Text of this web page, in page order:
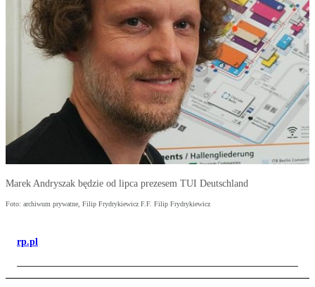
Marek Andryszak będzie od lipca prezesem TUI Deutschland
Foto: archiwum prywatne, Filip Frydrykiewicz F.F. Filip Frydrykiewicz
rp.pl